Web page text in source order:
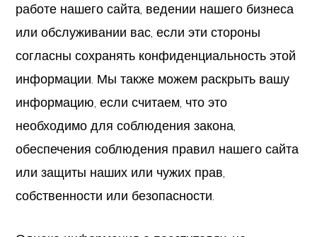
работе нашего сайта, ведении нашего бизнеса
или обслуживании вас, если эти стороны
согласны сохранять конфиденциальность этой
информации. Мы также можем раскрыть вашу
информацию, если считаем, что это
необходимо для соблюдения закона,
обеспечения соблюдения правил нашего сайта
или защиты наших или чужих прав,
собственности или безопасности.